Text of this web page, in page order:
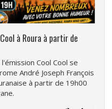
à Roura à partir de
Cool Cool se
André Joseph François
à partir de 19h00